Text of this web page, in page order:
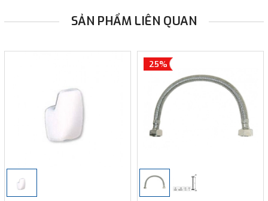
SẢN PHẨM LIÊN QUAN
25%